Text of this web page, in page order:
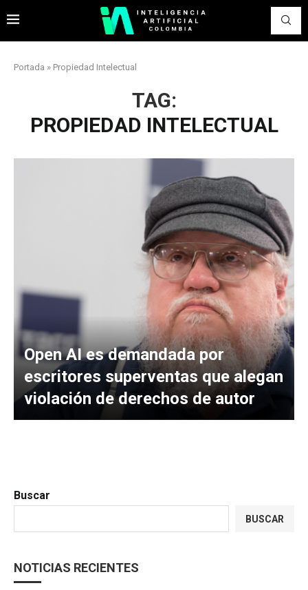
Portada » Propiedad Intelectual
TAG:
PROPIEDAD INTELECTUAL
Open AI es demandada por
escritores superventas que alegan
violación de derechos de autor
Buscar
BUSCAR
NOTICIAS RECIENTES